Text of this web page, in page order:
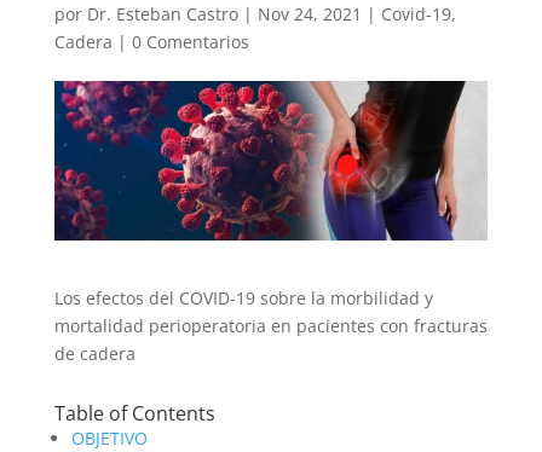
por Dr. Esteban Castro| Nov 24, 2021 | Covid-19,
Cadera | 0 Comentarios
Los efectos del COVID-19 sobre la morbilidad y
mortalidad perioperatoria en pacientes con fracturas
de cadera
Table of Contents
OBJETIVO